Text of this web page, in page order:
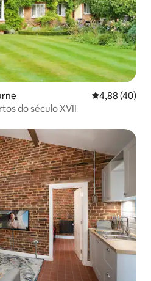
4,88 de uma
4,88 (40)
do século XVII